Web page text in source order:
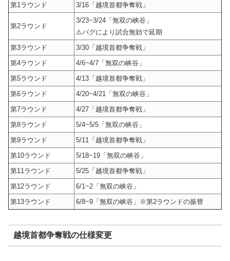
第1ラウンド 3/16「越境首都争奪戦」
第2ラウンド
3/23~3/24「無双の峡谷」
⚠️バグにより試合無効で延期
第3ラウンド
3/30「越境首都争奪戦」
第4ラウンド
4/6~4/7「無双の峡谷」
第5ラウンド
4/13「越境首都争奪戦」
第6ラウンド
4/20~4/21「無双の峡谷」
第7ラウンド
4/27「越境首都争奪戦」
第8ラウンド
5/4~5/5「無双の峡谷」
第9ラウンド
5/11「越境首都争奪戦」
第10ラウンド
5/18~19「無双の峡谷」
第11ラウンド
5/25「越境首都争奪戦」
第12ラウンド
6/1~2「無双の峡谷」
第13ラウンド
6/8~9「無双の峡谷」※第2ラウンドの振替
越境首都争奪戦の仕様変更